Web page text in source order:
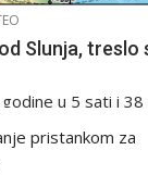
pristankom za
Slunja, treslo
u 5 sati i 38
službe RH